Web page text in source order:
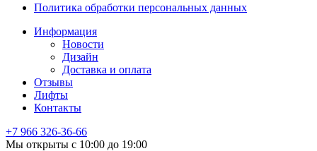
Политика обработки персональных данных
Информация
Новости
Дизайн
Доставка и оплата
Отзывы
Лифты
Контакты
+7 966 326-36-66
Мы открыты с 10:00 до 19:00